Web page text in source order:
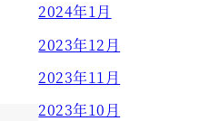
2024年1月
2023年12月
2023年11月
2023年10月